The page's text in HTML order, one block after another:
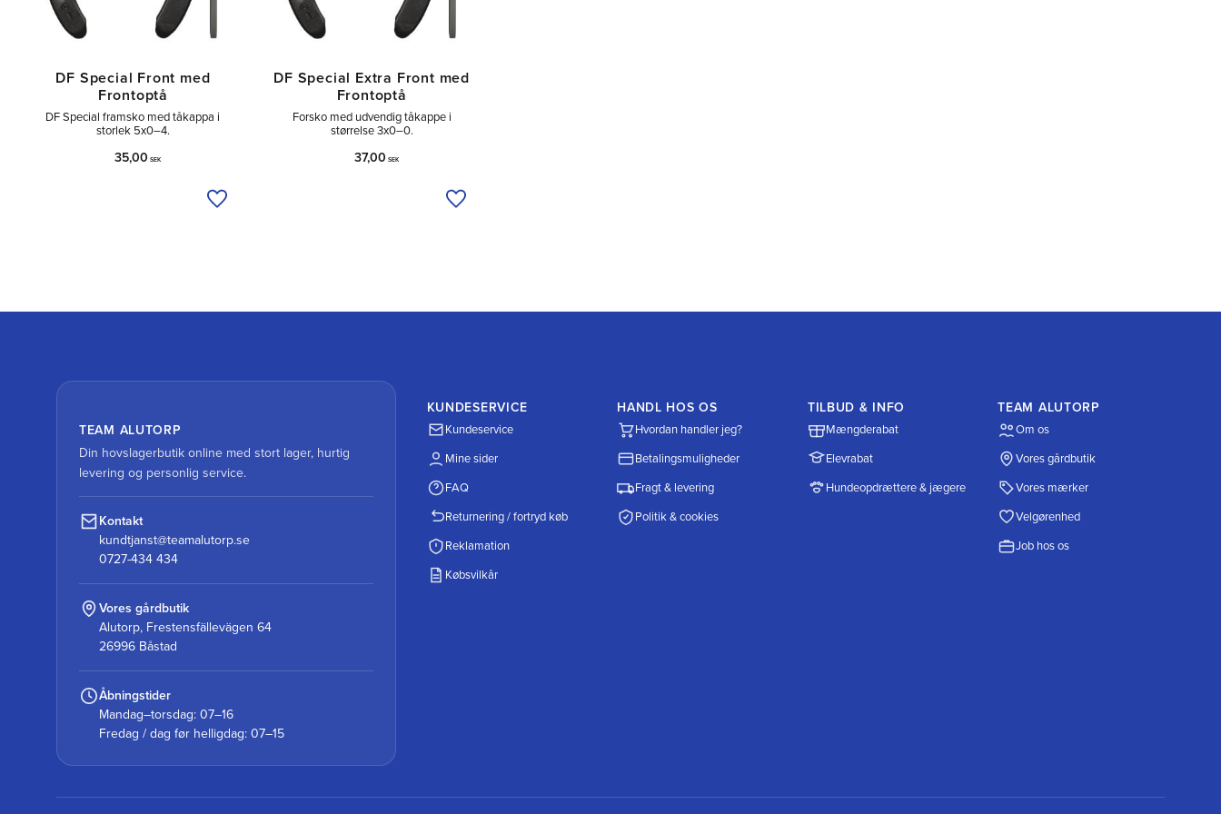
DF Special Front med
Frontoptå
DF Special framsko med tåkappa i
storlek 5x0–4.
35,00 SEK
Tilføj til ønskeliste
DF Special Extra Front med
Frontoptå
Forsko med udvendig tåkappe i
størrelse 3x0–0.
37,00 SEK
Tilføj til ønskeliste
TEAM ALUTORP
Din hovslagerbutik online med stort lager, hurtig
levering og personlig service.
Kontakt
kundtjanst@teamalutorp.se
0727-434 434
Vores gårdbutik
Alutorp, Frestensfällevägen 64
26996 Båstad
Åbningstider
Mandag–torsdag: 07–16
Fredag / dag før helligdag: 07–15
KUNDESERVICE
Kundeservice
Mine sider
FAQ
Returnering / fortryd køb
Reklamation
Købsvilkår
HANDL HOS OS
Hvordan handler jeg?
Betalingsmuligheder
Fragt & levering
Politik & cookies
TILBUD & INFO
Mængderabat
Elevrabat
Hundeopdrættere & jægere
TEAM ALUTORP
Om os
Vores gårdbutik
Vores mærker
Velgørenhed
Job hos os